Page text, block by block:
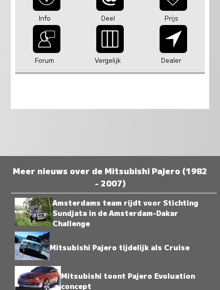
Info Deel Prijs
Forum Vergelijk Dealer
Meer nieuws over de Mitsubishi Pajero (1982
- 2007)
Amsterdams team rijdt voor Stichting
Sundjata in de Amsterdam-Dakar
Challenge
Mitsubishi Pajero tijdelijk als Cruise
Mitsubishi toont Pajero Evoluation
concept